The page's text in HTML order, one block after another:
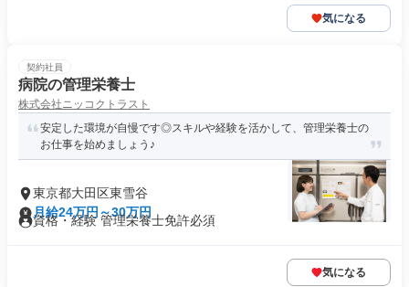
気になる
契約社員
病院の管理栄養士
株式会社ニッコクトラスト
安定した環境が自慢です◎スキルや経験を活かして、管理栄養士の
お仕事を始めましょう♪
東京都大田区東雪谷
月給24万円～30万円
資格・経験 管理栄養士免許必須
気になる